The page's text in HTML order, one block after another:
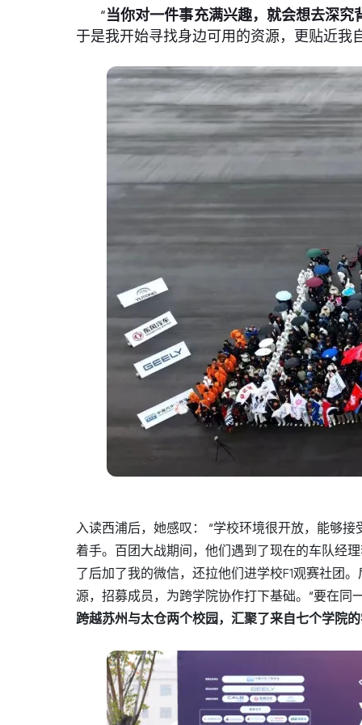
“当你对一件事充满兴趣，就会想去深
于是我开始寻找身边可用的资源，更贴近我
入读西浦后，她感叹： “学校环境很开放，能够
着手。百团大战期间，他们遇到了现在的车队经
了后加了我的微信，还拉他们进学校F1观赛社团
源，招募成员，为跨学院协作打下基础。“要在同
跨越苏州与太仓两个校园，汇聚了来自七个学院